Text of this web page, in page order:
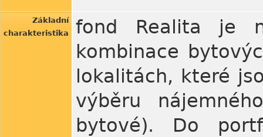
Základní
charakteristika
fond Realita je
kombinace
lokalitách, které
výběru
bytové). Do